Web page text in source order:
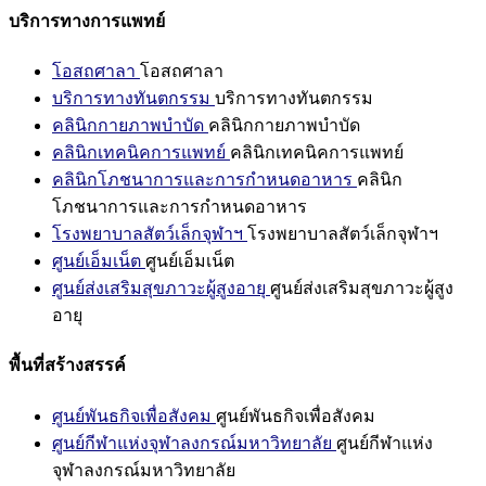
บริการทางการแพทย์
โอสถศาลา โอสถศาลา
บริการทางทันตกรรม บริการทางทันตกรรม
คลินิกกายภาพบำบัด คลินิกกายภาพบำบัด
คลินิกเทคนิคการแพทย์ คลินิกเทคนิคการแพทย์
คลินิกโภชนาการและการกำหนดอาหาร คลินิก
โภชนาการและการกำหนดอาหาร
โรงพยาบาลสัตว์เล็กจุฬาฯ โรงพยาบาลสัตว์เล็กจุฬาฯ
ศูนย์เอ็มเน็ต ศูนย์เอ็มเน็ต
ศูนย์ส่งเสริมสุขภาวะผู้สูงอายุ ศูนย์ส่งเสริมสุขภาวะผู้สูง
อายุ
พื้นที่สร้างสรรค์
ศูนย์พันธกิจเพื่อสังคม ศูนย์พันธกิจเพื่อสังคม
ศูนย์กีฬาแห่งจุฬาลงกรณ์มหาวิทยาลัย ศูนย์กีฬาแห่ง
จุฬาลงกรณ์มหาวิทยาลัย